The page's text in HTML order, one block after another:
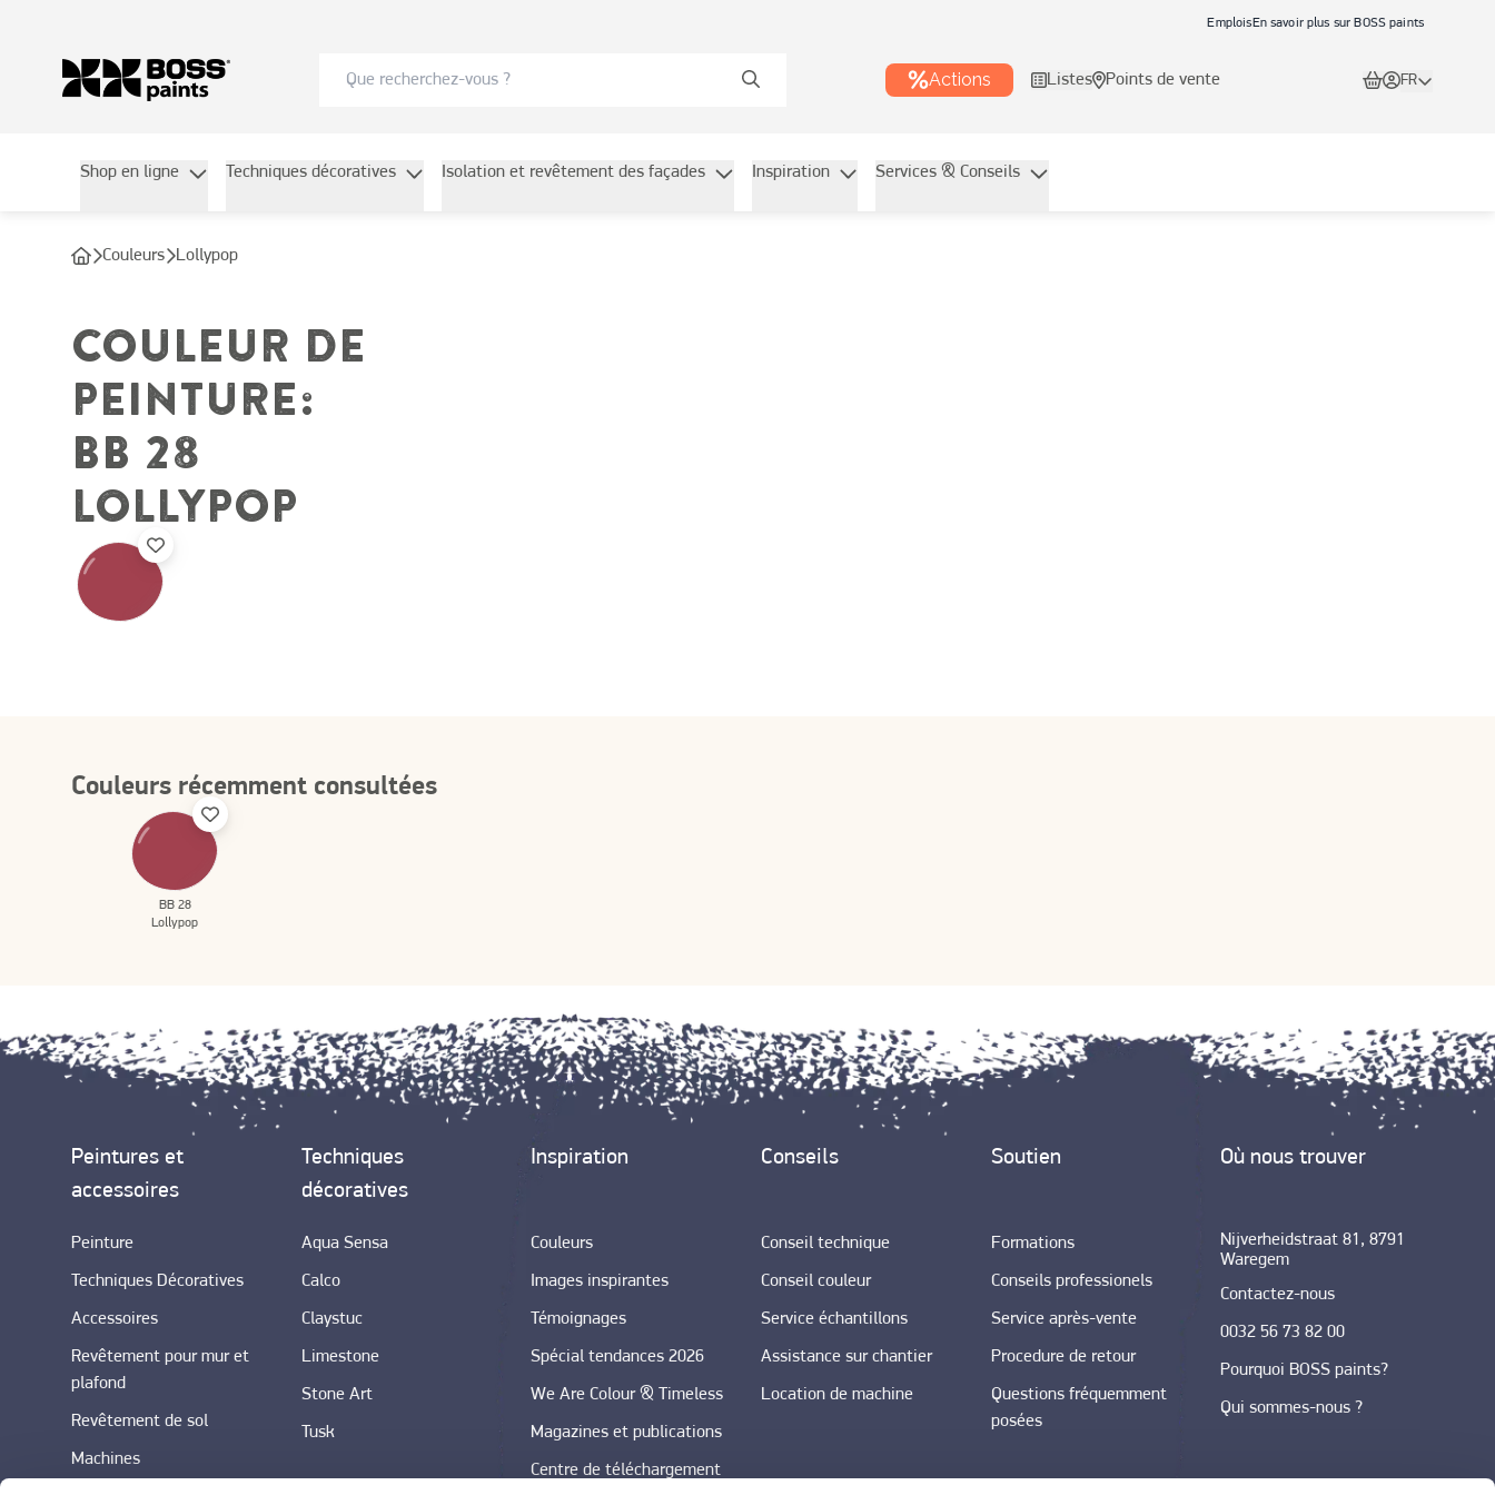
EmploisEn savoir plus sur BOSS paints
Actions Listes Points de vente FR
Shop en ligne Techniques décoratives Isolation et revêtement des façades Inspiration Services & Conseils
Couleurs Lollypop
COULEUR DE
PEINTURE:
BB 28
LOLLYPOP
Couleurs récemment consultées
BB 28
Lollypop
Peintures et
accessoires
Peinture
Techniques Décoratives
Accessoires
Revêtement pour mur et
plafond
Revêtement de sol
Machines
Techniques
décoratives
Aqua Sensa
Calco
Claystuc
Limestone
Stone Art
Tusk
Inspiration
Couleurs
Images inspirantes
Témoignages
Spécial tendances 2026
We Are Colour & Timeless
Magazines et publications
Centre de téléchargement
Conseils
Conseil technique
Conseil couleur
Service échantillons
Assistance sur chantier
Location de machine
Soutien
Formations
Conseils professionels
Service après-vente
Procedure de retour
Questions fréquemment
posées
Où nous trouver
Nijverheidstraat 81, 8791
Waregem
Contactez-nous
0032 56 73 82 00
Pourquoi BOSS paints?
Qui sommes-nous ?